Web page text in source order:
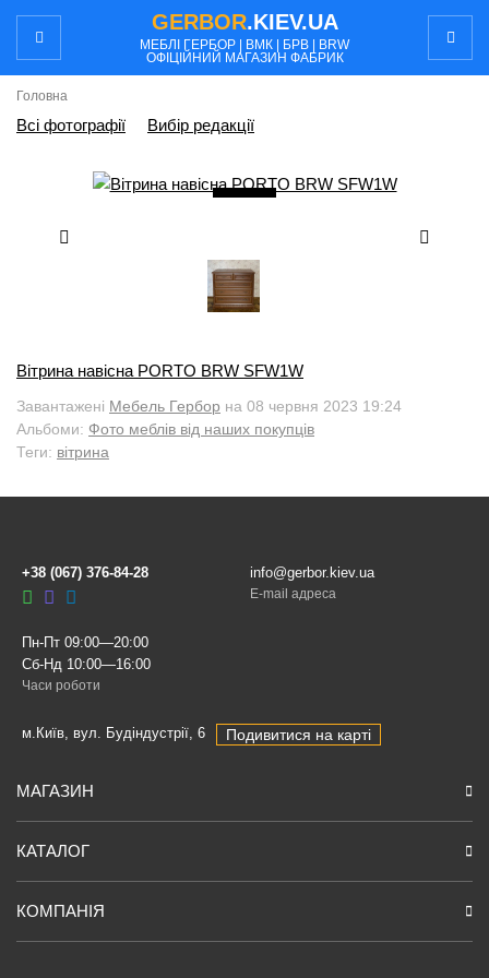
GERBOR.KIEV.UA
МЕБЛI ГЕРБОР | ВМК | БРВ | BRW
ОФІЦІЙНИЙ МАГАЗИН ФАБРИК
Головна
Всі фотографії Вибір редакції
Вітрина навісна PORTO BRW SFW1W
Завантажені Мебель Гербор на 08 червня 2023 19:24
Альбоми: Фото меблів від наших покупців
Теги: вітрина
МАГАЗИН
КАТАЛОГ
КОМПАНІЯ
+38 (067) 376-84-28 info@gerbor.kiev.ua
E-mail адреса
Пн-Пт 09:00—20:00
Сб-Нд 10:00—16:00
Часи роботи
м.Київ, вул. Будіндустрії, 6 Подивитися на карті